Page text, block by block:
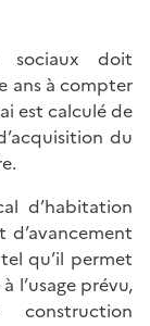
sociaux doit
ans à compter
est calculé de
du
d’habitation
d’avancement
qu’il permet
l’usage prévu,
construction